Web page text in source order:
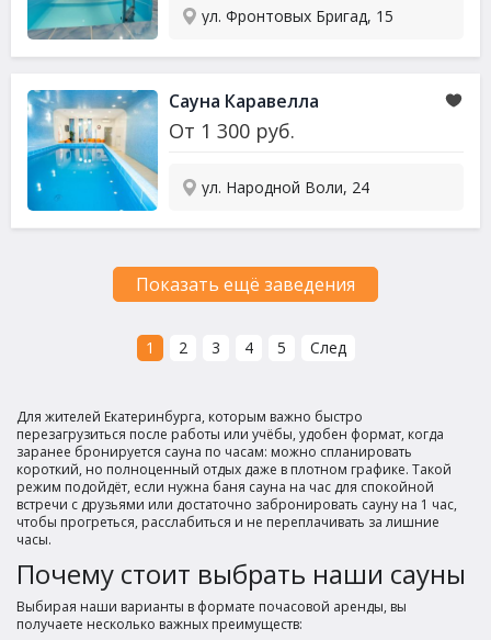
ул. Фронтовых Бригад, 15
Сауна Каравелла
От 1 300 руб.
ул. Народной Воли, 24
Показать ещё заведения
1 2 3 4 5 След
Для жителей Екатеринбурга, которым важно быстро
перезагрузиться после работы или учёбы, удобен формат, когда
заранее бронируется сауна по часам: можно спланировать
короткий, но полноценный отдых даже в плотном графике. Такой
режим подойдёт, если нужна баня сауна на час для спокойной
встречи с друзьями или достаточно забронировать сауну на 1 час,
чтобы прогреться, расслабиться и не переплачивать за лишние
часы.
Почему стоит выбрать наши сауны
Выбирая наши варианты в формате почасовой аренды, вы
получаете несколько важных преимуществ: